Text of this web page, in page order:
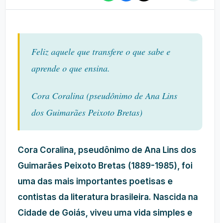
Feliz aquele que transfere o que sabe e
aprende o que ensina.
Cora Coralina (pseudônimo de Ana Lins
dos Guimarães Peixoto Bretas)
Cora Coralina, pseudônimo de Ana Lins dos
Guimarães Peixoto Bretas (1889-1985), foi
uma das mais importantes poetisas e
contistas da literatura brasileira. Nascida na
Cidade de Goiás, viveu uma vida simples e